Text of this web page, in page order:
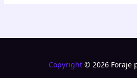
Copyright © 2026 Foraje